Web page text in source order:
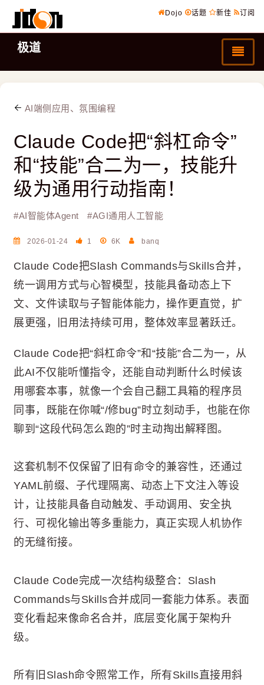
Dojo 话题 新佳 订阅
极道
AI端侧应用、氛围编程
Claude Code把“斜杠命令”
和“技能”合二为一，技能升
级为通用行动指南！
#AI智能体Agent #AGI通用人工智能
2026-01-24 1 6K banq
Claude Code把Slash Commands与Skills合并，
统一调用方式与心智模型，技能具备动态上下
文、文件读取与子智能体能力，操作更直觉，扩
展更强，旧用法持续可用，整体效率显著跃迁。
Claude Code把“斜杠命令”和“技能”合二为一，从
此AI不仅能听懂指令，还能自动判断什么时候该
用哪套本事，就像一个会自己翻工具箱的程序员
同事，既能在你喊“/修bug”时立刻动手，也能在你
聊到“这段代码怎么跑的”时主动掏出解释图。
这套机制不仅保留了旧有命令的兼容性，还通过
YAML前缀、子代理隔离、动态上下文注入等设
计，让技能具备自动触发、手动调用、安全执
行、可视化输出等多重能力，真正实现人机协作
的无缝衔接。
Claude Code完成一次结构级整合：Slash
Commands与Skills合并成同一套能力体系。表面
变化看起来像命名合并，底层变化属于架构升
级。
所有旧Slash命令照常工作，所有Skills直接用斜